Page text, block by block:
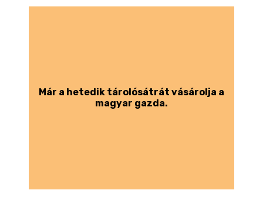
Már a hetedik tárolósátrát vásárolja a
magyar gazda.